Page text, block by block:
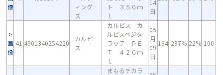
像
ィング
ス
ト ３５０ｍ
ｌ
14
日
画
像
41 4901340254220
カルピ
ス
カルピス カ
ルピスベジタ
ラッテ ＰＥ
Ｔ ４２０ｍ
ｌ
05
月
09
日
184 297% 22% 100
まもるチカラ